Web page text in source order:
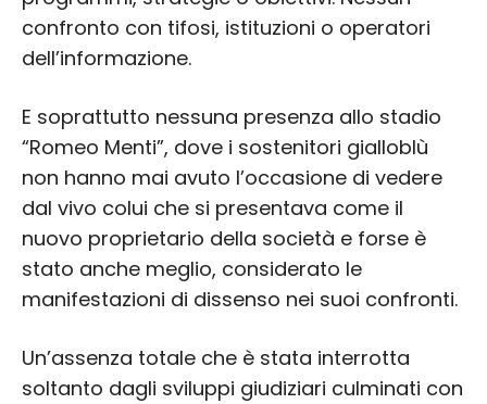
confronto con tifosi, istituzioni o operatori
dell’informazione.
E soprattutto nessuna presenza allo stadio
“Romeo Menti”, dove i sostenitori gialloblù
non hanno mai avuto l’occasione di vedere
dal vivo colui che si presentava come il
nuovo proprietario della società e forse è
stato anche meglio, considerato le
manifestazioni di dissenso nei suoi confronti.
Un’assenza totale che è stata interrotta
soltanto dagli sviluppi giudiziari culminati con